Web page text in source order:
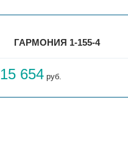
ГАРМОНИЯ 1-155-4
15 654 руб.